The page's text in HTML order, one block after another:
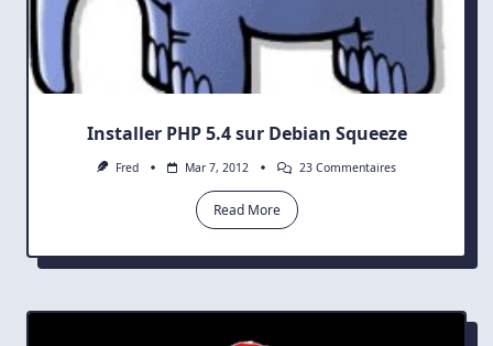
Installer PHP 5.4 sur Debian Squeeze
Fred Mar 7, 2012 23 CommentairesSur
Squeeze
Read More